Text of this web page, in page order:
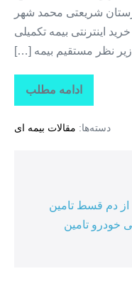
بیمارستان شریعتی محمد شهر
اینترنتی بیمه تکمیلی
نظر مستقیم بیمه […]
ادامه مطلب
نوبت
دهی
شریعتی
دسته‌ها: مقالات بیمه ای
دم قسط تامین
خودرو تامین